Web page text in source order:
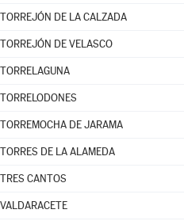
TORREJÓN DE LA CALZADA
TORREJÓN DE VELASCO
TORRELAGUNA
TORRELODONES
TORREMOCHA DE JARAMA
TORRES DE LA ALAMEDA
TRES CANTOS
VALDARACETE